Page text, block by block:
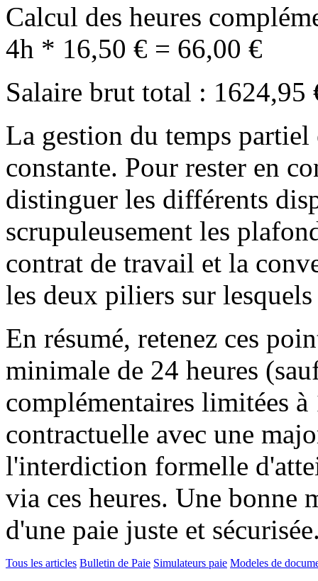
Calcul des heures
4h * 16,50 € = 66,00 €
Salaire brut total :
La gestion du temps
constante. Pour rester en
distinguer les différents
scrupuleusement les
contrat de travail et la
les deux piliers sur
En résumé, retenez ces
minimale de 24 heures
complémentaires limitées
contractuelle avec une
l'interdiction formelle
via ces heures. Une bonne
d'une paie juste et
Tous les articles Bulletin de Paie Simulateurs paie Modeles de